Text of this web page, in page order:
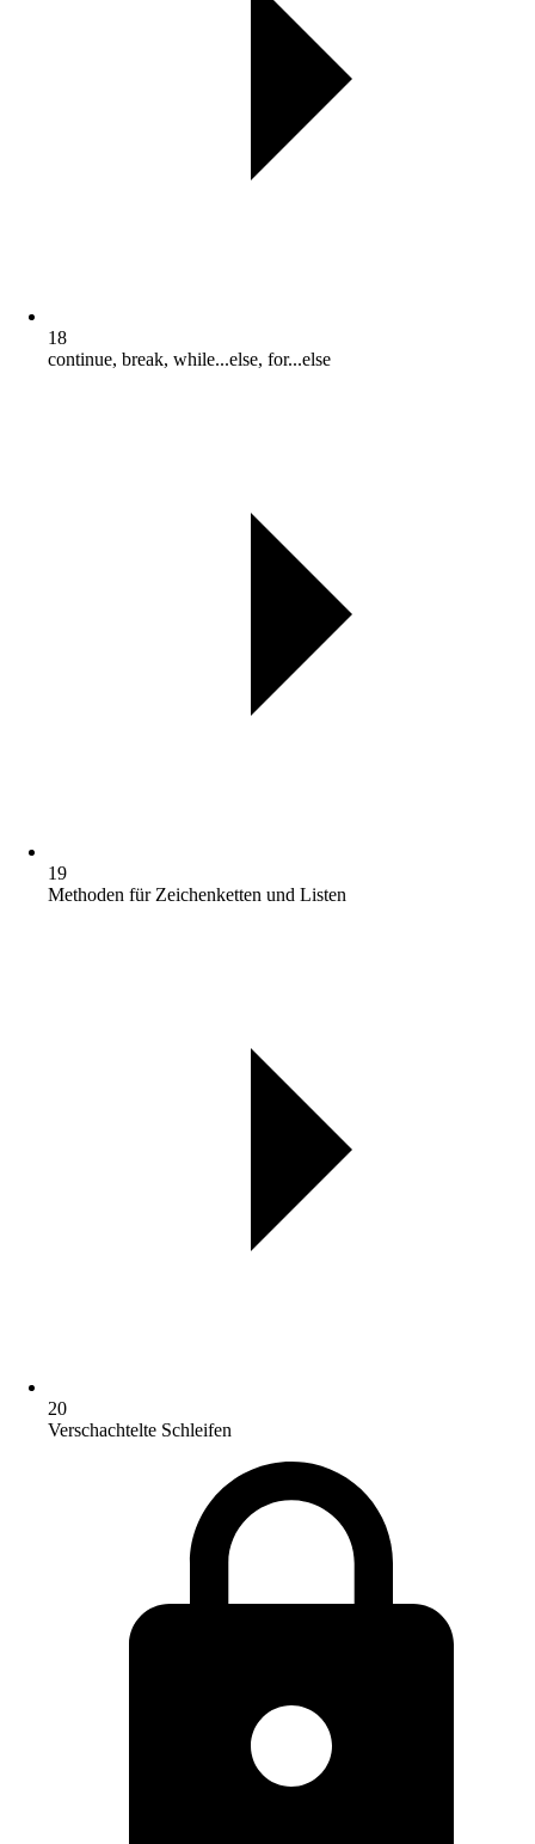
18
continue, break, while...else, for...else
19
Methoden für Zeichenketten und Listen
20
Verschachtelte Schleifen